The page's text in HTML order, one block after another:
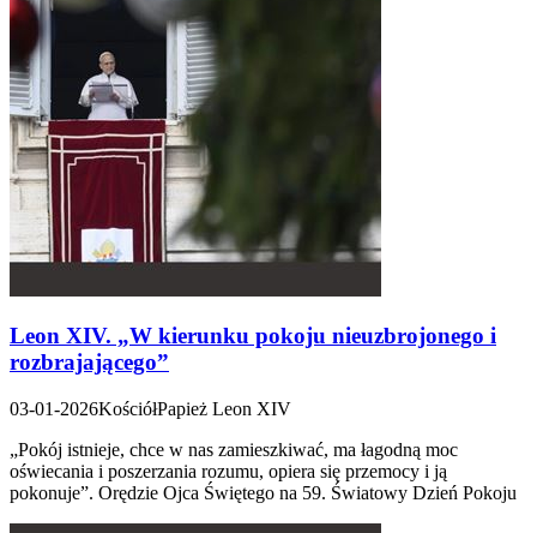
Leon XIV. „W kierunku pokoju nieuzbrojonego i
rozbrajającego”
03-01-2026KościółPapież Leon XIV
„Pokój istnieje, chce w nas zamieszkiwać, ma łagodną moc
oświecania i poszerzania rozumu, opiera się przemocy i ją
pokonuje”. Orędzie Ojca Świętego na 59. Światowy Dzień Pokoju